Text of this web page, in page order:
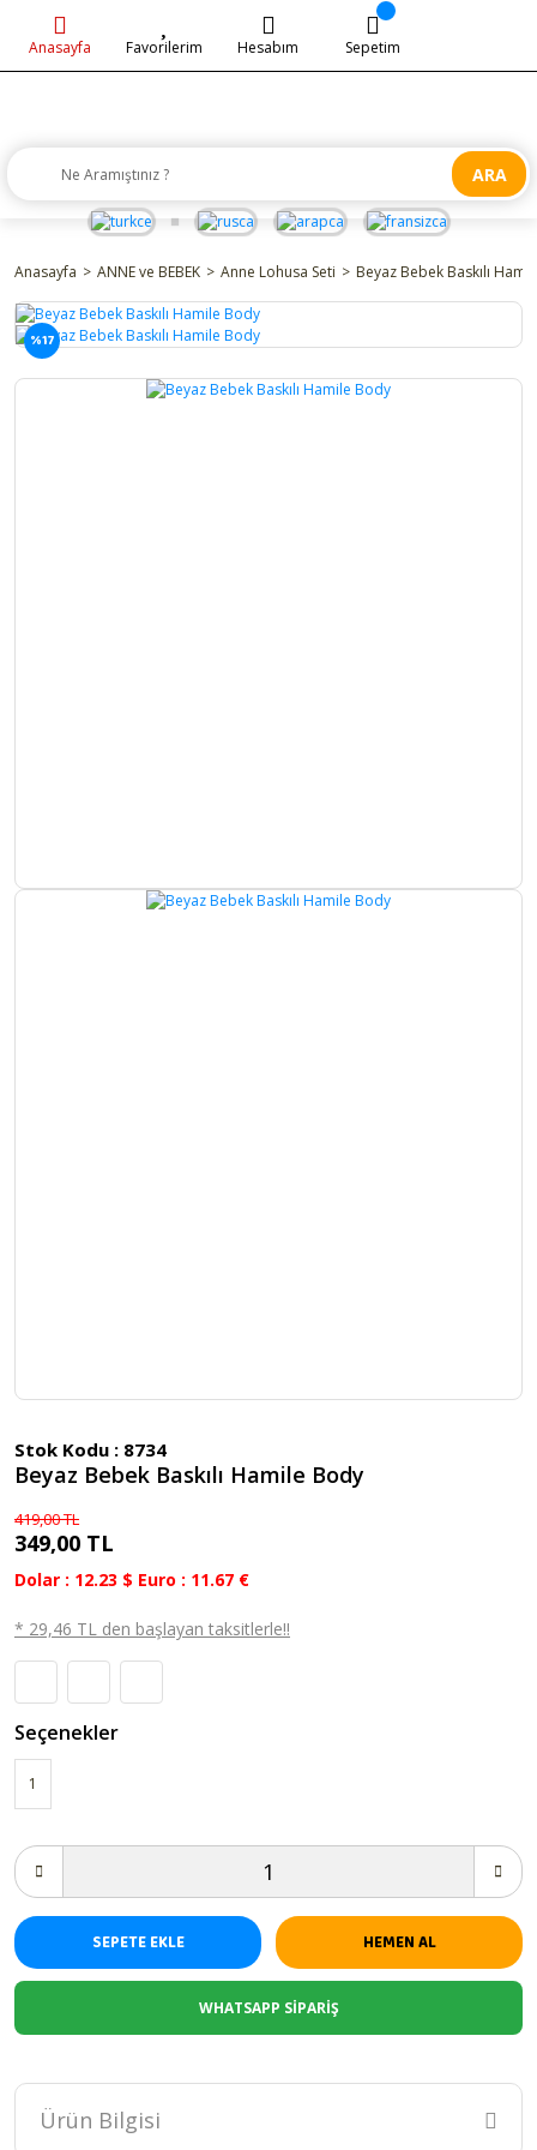
ARA
Anasayfa Favorilerim Hesabım Sepetim
Anasayfa ANNE ve BEBEK Anne Lohusa Seti Beyaz Bebek Baskılı
%17
Stok Kodu : 8734
Beyaz Bebek Baskılı Hamile Body
419,00 TL
349,00 TL
Dolar : 12.23 $ Euro : 11.67 €
* 29,46 TL den başlayan taksitlerle!!
Seçenekler
1
SEPETE EKLE HEMEN AL
WHATSAPP SİPARİŞ
Ürün Bilgisi